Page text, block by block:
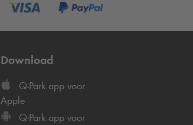
Download
Q-Park app voor
Apple
Q-Park app voor